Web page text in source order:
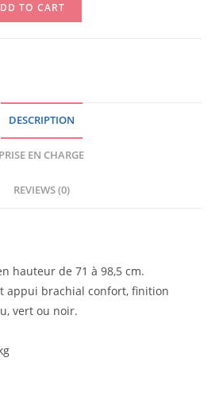
TO CART
DESCRIPTION
PRISE EN CHARGE
REVIEWS (0)
hauteur de 71 à 98,5 cm.
appui brachial confort, finition
vert ou noir.